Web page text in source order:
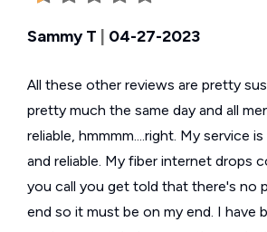
Sammy T 04-27-2023
All these other reviews are pretty
pretty much the same day and all
reliable, hmmmm....right. My service
and reliable. My fiber internet drops
you call you get told that there's no
end so it must be on my end. I have